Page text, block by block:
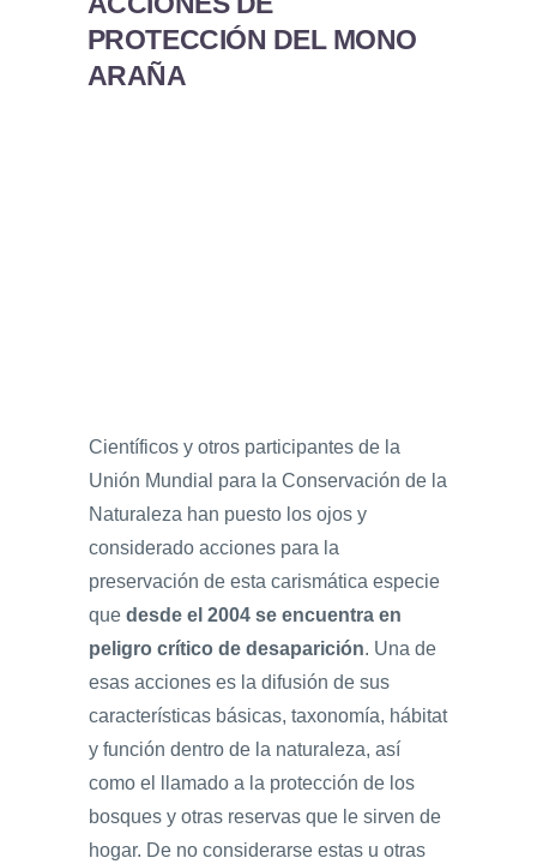
PROTECCIÓN DEL MONO
ARAÑA
Científicos y otros participantes de la
Unión Mundial para la Conservación de la
Naturaleza han puesto los ojos y
considerado acciones para la
preservación de esta carismática especie
que desde el 2004 se encuentra en
peligro crítico de desaparición. Una de
esas acciones es la difusión de sus
características básicas, taxonomía, hábitat
y función dentro de la naturaleza, así
como el llamado a la protección de los
bosques y otras reservas que le sirven de
hogar. De no considerarse estas u otras